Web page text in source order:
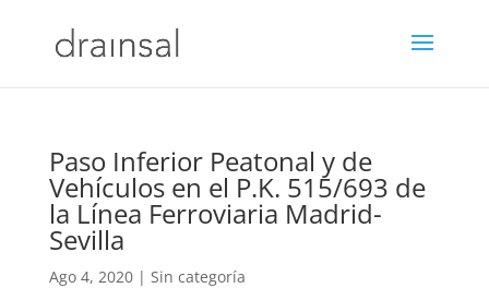
Paso Inferior Peatonal y de
Vehículos en el P.K. 515/693 de
la Línea Ferroviaria Madrid-
Sevilla
Ago 4, 2020| Sin categoría